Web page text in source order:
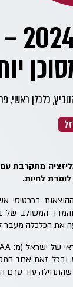
כלכלן ראשי,
מתקרבת
לחיות.
בכרטיסי
ירד במרץ ל-3.1% לעומת
את הכלכלה מעבר
זאת אחד
שהתחילה עוד טרם